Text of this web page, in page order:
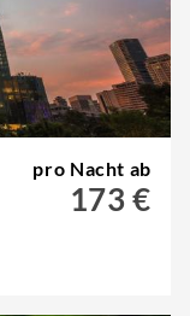
pro Nacht ab
173 €